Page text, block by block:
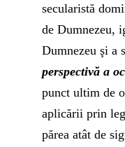
secularistă
de Dumnezeu,
Dumnezeu şi
perspectivă a
punct ultim de
aplicării prin
părea atât de